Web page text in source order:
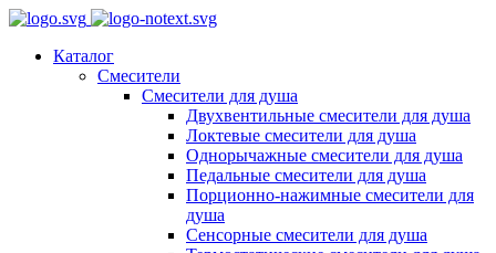
Каталог
Смесители
Смесители для душа
Двухвентильные смесители для душа
Локтевые смесители для душа
Однорычажные смесители для душа
Педальные смесители для душа
Порционно-нажимные смесители для
душа
Сенсорные смесители для душа